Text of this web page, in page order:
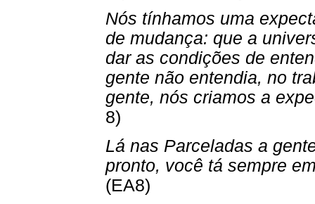
Nós tínhamos uma
de mudança: que a
dar as condições de
gente não entendia, no
gente, nós criamos a
8)
Lá nas Parceladas a
pronto, você tá sempre
(EA8)